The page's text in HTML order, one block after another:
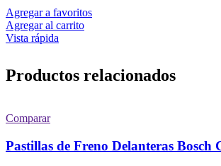
Agregar a favoritos
Agregar al carrito
Vista rápida
Productos relacionados
Comparar
Pastillas de Freno Delanteras Bosch